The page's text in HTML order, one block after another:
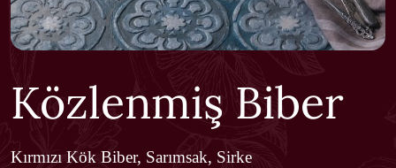
Közlenmiş Biber
Kırmızı Kök Biber, Sarımsak, Sirke